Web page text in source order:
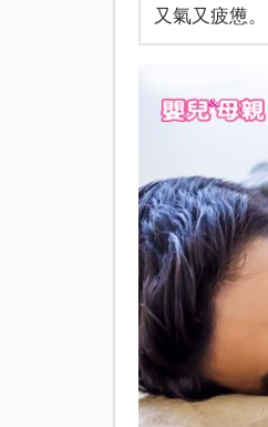
又氣又疲憊。